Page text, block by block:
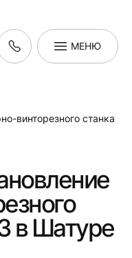
МЕНЮ
винторезного станка
в Шатуре